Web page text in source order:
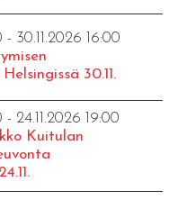
- 30.11.2026 16:00
30.11.
- 24.11.2026 19:00
Kuitulan